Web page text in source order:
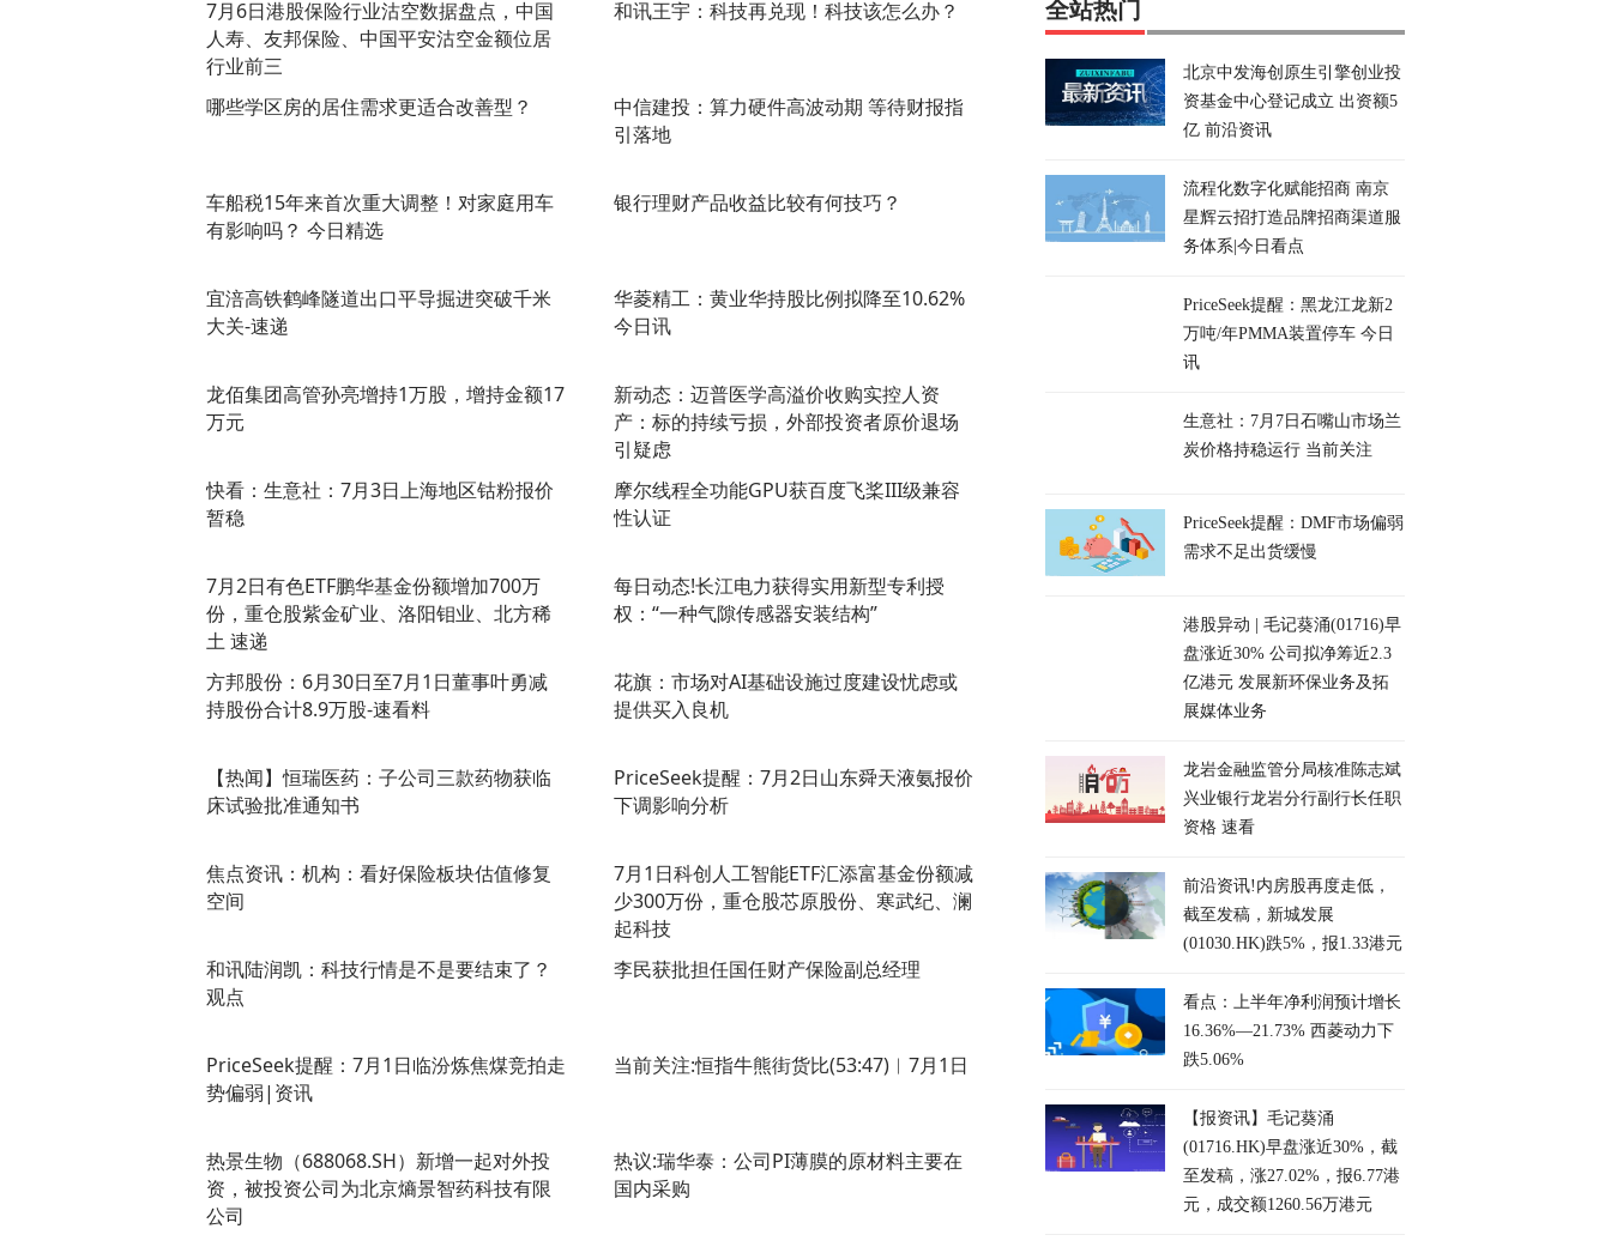
7月6日港股保险行业沽空数据盘点，中国
人寿、友邦保险、中国平安沽空金额位居
行业前三
和讯王宇：科技再兑现！科技该怎么办？
哪些学区房的居住需求更适合改善型？
中信建投：算力硬件高波动期 等待财报指
引落地
车船税15年来首次重大调整！对家庭用车
有影响吗？ 今日精选
银行理财产品收益比较有何技巧？
宜涪高铁鹤峰隧道出口平导掘进突破千米
大关-速递
华菱精工：黄业华持股比例拟降至10.62%
今日讯
龙佰集团高管孙亮增持1万股，增持金额17
万元
新动态：迈普医学高溢价收购实控人资
产：标的持续亏损，外部投资者原价退场
引疑虑
快看：生意社：7月3日上海地区钴粉报价
暂稳
摩尔线程全功能GPU获百度飞桨III级兼容
性认证
7月2日有色ETF鹏华基金份额增加700万
份，重仓股紫金矿业、洛阳钼业、北方稀
土 速递
每日动态!长江电力获得实用新型专利授
权：“一种气隙传感器安装结构”
方邦股份：6月30日至7月1日董事叶勇减
持股份合计8.9万股-速看料
花旗：市场对AI基础设施过度建设忧虑或
提供买入良机
【热闻】恒瑞医药：子公司三款药物获临
床试验批准通知书
PriceSeek提醒：7月2日山东舜天液氨报价
下调影响分析
焦点资讯：机构：看好保险板块估值修复
空间
7月1日科创人工智能ETF汇添富基金份额减
少300万份，重仓股芯原股份、寒武纪、澜
起科技
和讯陆润凯：科技行情是不是要结束了？
观点
李民获批担任国任财产保险副总经理
PriceSeek提醒：7月1日临汾炼焦煤竞拍走
势偏弱|资讯
当前关注:恒指牛熊街货比(53:47)︱7月1日
热景生物（688068.SH）新增一起对外投
资，被投资公司为北京熵景智药科技有限
公司
热议:瑞华泰：公司PI薄膜的原材料主要在
国内采购
全站热门
北京中发海创原生引擎创业投
资基金中心登记成立 出资额5
亿 前沿资讯
流程化数字化赋能招商 南京
星辉云招打造品牌招商渠道服
务体系|今日看点
PriceSeek提醒：黑龙江龙新2
万吨/年PMMA装置停车 今日
讯
生意社：7月7日石嘴山市场兰
炭价格持稳运行 当前关注
PriceSeek提醒：DMF市场偏弱
需求不足出货缓慢
港股异动 | 毛记葵涌(01716)早
盘涨近30% 公司拟净筹近2.3
亿港元 发展新环保业务及拓
展媒体业务
龙岩金融监管分局核准陈志斌
兴业银行龙岩分行副行长任职
资格 速看
前沿资讯!内房股再度走低，
截至发稿，新城发展
(01030.HK)跌5%，报1.33港元
看点：上半年净利润预计增长
16.36%—21.73% 西菱动力下
跌5.06%
【报资讯】毛记葵涌
(01716.HK)早盘涨近30%，截
至发稿，涨27.02%，报6.77港
元，成交额1260.56万港元